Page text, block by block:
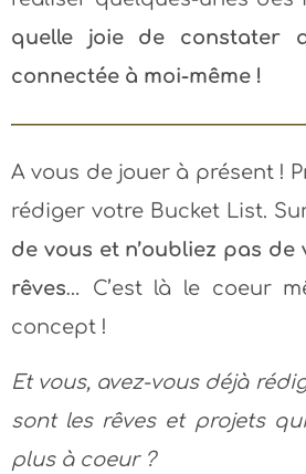
quelle joie de constater
connectée à moi-même !
A vous de jouer à présent !
rédiger votre Bucket List.
de vous et n’oubliez pas de
rêves… C’est là le coeur
concept !
Et vous, avez-vous déjà
sont les rêves et projets
plus à coeur ?